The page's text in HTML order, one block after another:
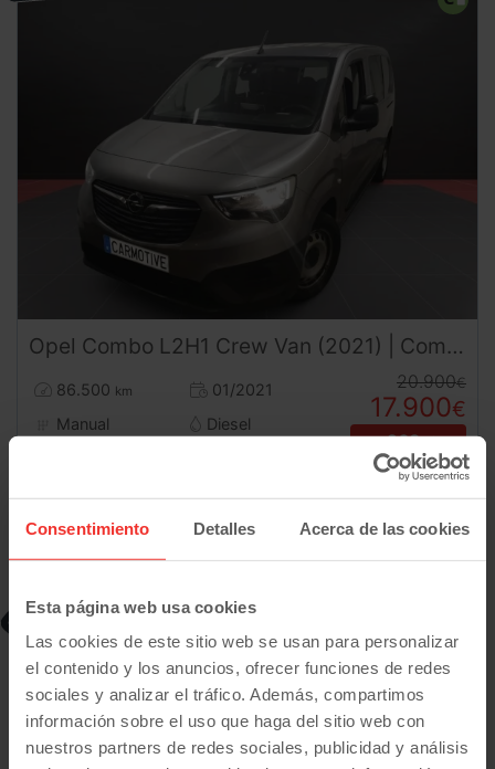
Consentimiento Detalles Acerca de las cookies
Esta página web usa cookies
Las cookies de este sitio web se usan para personalizar
el contenido y los anuncios, ofrecer funciones de redes
sociales y analizar el tráfico. Además, compartimos
información sobre el uso que haga del sitio web con
nuestros partners de redes sociales, publicidad y análisis
Opel Combo L2H1 Crew Van (2021) | Combi Pasajeros | Doble Puerta Lateral | Desde 268€/mes
86.500 km
01/2021
Manual
Diesel
20.900€
17.900€
268€/mes
-3.500€